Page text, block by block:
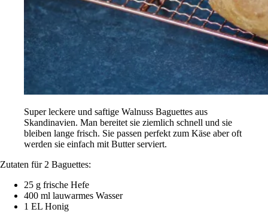
Super leckere und saftige Walnuss Baguettes aus
Skandinavien. Man bereitet sie ziemlich schnell und sie
bleiben lange frisch. Sie passen perfekt zum Käse aber oft
werden sie einfach mit Butter serviert.
Zutaten für 2 Baguettes:
25 g frische Hefe
400 ml lauwarmes Wasser
1 EL Honig